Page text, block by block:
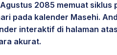
2085 memuat siklus
pada kalender Masehi.
interaktif di halaman
akurat.